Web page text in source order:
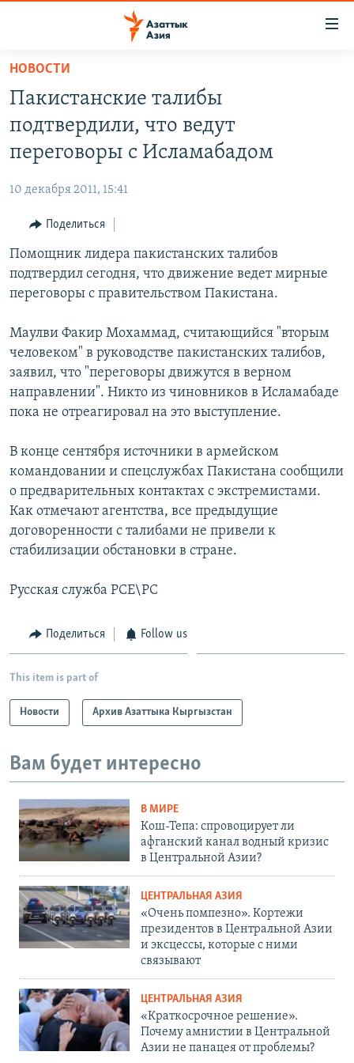
Вернуться
основному
содержанию
главной
навигации
Вернутся
поиску
ТАДЖИКИСТАН
ВОЙНА В УКРАИНЕ
ҚАЗАҚША
КЫРГЫЗЧА
ЎЗБЕКЧА
ТОҶИКӢ
Все сайты РСЕ/РС
НОВОСТИ
Пакистанские талибы
подтвердили, что ведут
переговоры с Исламабадом
10 декабря 2011, 15:41
Поделиться
Помощник лидера пакистанских талибов
подтвердил сегодня, что движение ведет мирные
переговоры с правительством Пакистана.
Маулви Факир Мохаммад, считающийся "вторым
человеком" в руководстве пакистанских талибов,
заявил, что "переговоры движутся в верном
направлении". Никто из чиновников в Исламабаде
пока не отреагировал на это выступление.
В конце сентября источники в армейском
командовании и спецслужбах Пакистана сообщили
о предварительных контактах с экстремистами.
Как отмечают агентства, все предыдущие
договоренности с талибами не привели к
стабилизации обстановки в стране.
Русская служба РСЕ\РС
Поделиться Follow us
This item is part of
Новости Архив Азаттыка Кыргызстан
Вам будет интересно
В МИРЕ
Кош-Тепа: спровоцирует ли
афганский канал водный кризис
в Центральной Азии?
ЦЕНТРАЛЬНАЯ АЗИЯ
«Очень помпезно». Кортежи
президентов в Центральной Азии
и эксцессы, которые с ними
связывают
ЦЕНТРАЛЬНАЯ АЗИЯ
«Краткосрочное решение».
Почему амнистии в Центральной
Азии не панацея от проблемы?